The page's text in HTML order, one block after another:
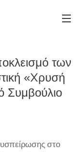
των
«Xρυσή
Συμβούλιο
στο